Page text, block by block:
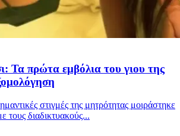
Τα πρώτα εμβόλια του γιου της
στιγμές της μητρότητας μοιράστηκε
τους διαδικτυακούς...